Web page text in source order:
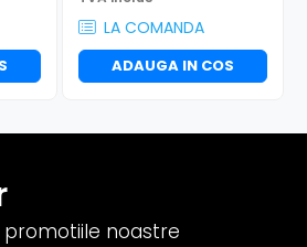
LA COMANDA
ADAUGA IN COS
noastre